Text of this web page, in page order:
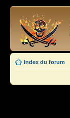
Index du forum